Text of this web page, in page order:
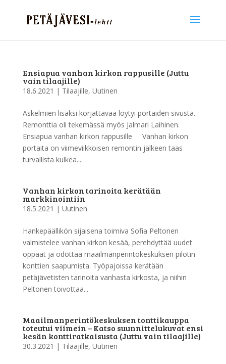
Ensiapua vanhan kirkon rappusille (Juttu
vain tilaajille)
18.6.2021 | Tilaajille, Uutinen
Askelmien lisäksi korjattavaa löytyi portaiden sivusta.
Remonttia oli tekemässä myös Jalmari Laihinen.
Ensiapua vanhan kirkon rappusille Vanhan kirkon
portaita on viimeviikkoisen remontin jälkeen taas
turvallista kulkea....
Vanhan kirkon tarinoita kerätään
markkinointiin
18.5.2021 | Uutinen
Hankepäällikön sijaisena toimiva Sofia Peltonen
valmistelee vanhan kirkon kesää, perehdyttää uudet
oppaat ja odottaa maailmanperintökeskuksen pilotin
konttien saapumista. Työpajoissa kerätään
petäjävetisten tarinoita vanhasta kirkosta, ja niihin
Peltonen toivottaa...
Maailmanperintökeskuksen tonttikauppa
toteutui viimein – Katso suunnittelukuvat ensi
kesän konttiratkaisusta (Juttu vain tilaajille)
30.3.2021 | Tilaajille, Uutinen